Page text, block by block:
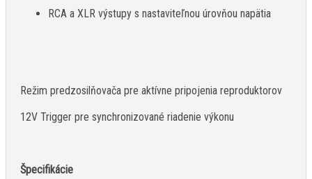
RCA a XLR výstupy s nastaviteľnou úrovňou napätia
Režim predzosilňovača pre aktívne pripojenia reproduktorov
12V Trigger pre synchronizované riadenie výkonu
Špecifikácie